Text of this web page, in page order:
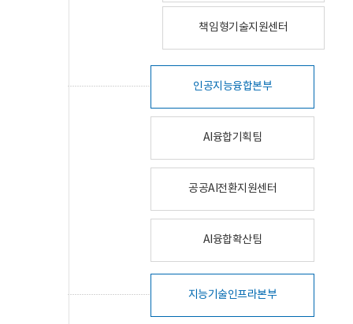
책임형기술지원센터
인공지능융합본부
AI융합기획팀
공공AI전환지원센터
AI융합확산팀
지능기술인프라본부